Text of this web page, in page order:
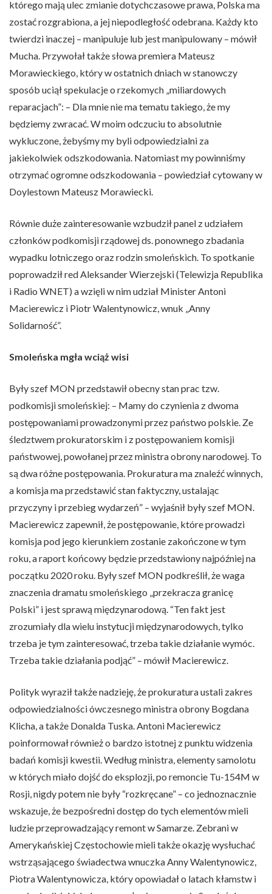
którego mają ulec zmianie dotychczasowe prawa, Polska ma
zostać rozgrabiona, a jej niepodległość odebrana. Każdy kto
twierdzi inaczej – manipuluje lub jest manipulowany – mówił
Mucha. Przywołał także słowa premiera Mateusz
Morawieckiego, który w ostatnich dniach w stanowczy
sposób uciął spekulacje o rzekomych „miliardowych
reparacjach”: – Dla mnie nie ma tematu takiego, że my
będziemy zwracać. W moim odczuciu to absolutnie
wykluczone, żebyśmy my byli odpowiedzialni za
jakiekolwiek odszkodowania. Natomiast my powinniśmy
otrzymać ogromne odszkodowania – powiedział cytowany w
Doylestown Mateusz Morawiecki.
Równie duże zainteresowanie wzbudził panel z udziałem
członków podkomisji rządowej ds. ponownego zbadania
wypadku lotniczego oraz rodzin smoleńskich. To spotkanie
poprowadził red Aleksander Wierzejski (Telewizja Republika
i Radio WNET) a wzięli w nim udział Minister Antoni
Macierewicz i Piotr Walentynowicz, wnuk „Anny
Solidarność”.
Smoleńska mgła wciąż wisi
Były szef MON przedstawił obecny stan prac tzw.
podkomisji smoleńskiej: – Mamy do czynienia z dwoma
postępowaniami prowadzonymi przez państwo polskie. Ze
śledztwem prokuratorskim i z postępowaniem komisji
państwowej, powołanej przez ministra obrony narodowej. To
są dwa różne postępowania. Prokuratura ma znaleźć winnych,
a komisja ma przedstawić stan faktyczny, ustalając
przyczyny i przebieg wydarzeń” – wyjaśnił były szef MON.
Macierewicz zapewnił, że postępowanie, które prowadzi
komisja pod jego kierunkiem zostanie zakończone w tym
roku, a raport końcowy będzie przedstawiony najpóźniej na
początku 2020 roku. Były szef MON podkreślił, że waga
znaczenia dramatu smoleńskiego „przekracza granicę
Polski” i jest sprawą międzynarodową. “Ten fakt jest
zrozumiały dla wielu instytucji międzynarodowych, tylko
trzeba je tym zainteresować, trzeba takie działanie wymóc.
Trzeba takie działania podjąć” – mówił Macierewicz.
Polityk wyraził także nadzieję, że prokuratura ustali zakres
odpowiedzialności ówczesnego ministra obrony Bogdana
Klicha, a także Donalda Tuska. Antoni Macierewicz
poinformował również o bardzo istotnej z punktu widzenia
badań komisji kwestii. Według ministra, elementy samolotu
w których miało dojść do eksplozji, po remoncie Tu-154M w
Rosji, nigdy potem nie były “rozkręcane” – co jednoznacznie
wskazuje, że bezpośredni dostęp do tych elementów mieli
ludzie przeprowadzający remont w Samarze. Zebrani w
Amerykańskiej Częstochowie mieli także okazję wysłuchać
wstrząsającego świadectwa wnuczka Anny Walentynowicz,
Piotra Walentynowicza, który opowiadał o latach kłamstw i